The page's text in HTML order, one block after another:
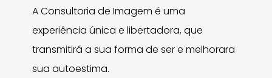
A Consultoria de Imagem é uma
experiência única e libertadora, que
transmitirá a sua forma de ser e melhorara
sua autoestima.